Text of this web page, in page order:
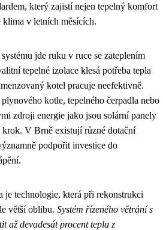
který zajistí nejen tepelný komfort
klima v letních měsících.
jde ruku v ruce se zateplením
tepelné izolace klesá potřeba tepla
kotel pracuje neefektivně.
kotle, tepelného čerpadla nebo
zdroji energie jako jsou solární panely
V Brně existují různé dotační
podpořit investice do
je technologie, která při rekonstrukci
větší oblibu. Systém řízeného větrání s
až devadesát procent tepla z